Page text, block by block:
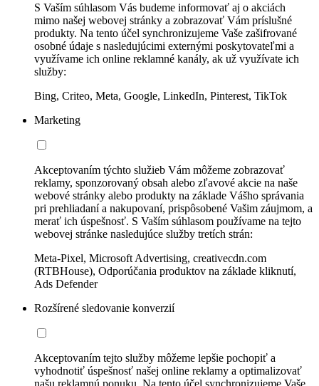
S Vaším súhlasom Vás budeme informovať aj o akciách
mimo našej webovej stránky a zobrazovať Vám príslušné
produkty. Na tento účel synchronizujeme Vaše zašifrované
osobné údaje s nasledujúcimi externými poskytovateľmi a
využívame ich online reklamné kanály, ak už využívate ich
služby:
Bing, Criteo, Meta, Google, LinkedIn, Pinterest, TikTok
Marketing
Akceptovaním týchto služieb Vám môžeme zobrazovať
reklamy, sponzorovaný obsah alebo zľavové akcie na naše
webové stránky alebo produkty na základe Vášho správania
pri prehliadaní a nakupovaní, prispôsobené Vašim záujmom, a
merať ich úspešnosť. S Vaším súhlasom používame na tejto
webovej stránke nasledujúce služby tretích strán:
Meta-Pixel, Microsoft Advertising, creativecdn.com
(RTBHouse), Odporúčania produktov na základe kliknutí,
Ads Defender
Rozšírené sledovanie konverzií
Akceptovaním tejto služby môžeme lepšie pochopiť a
vyhodnotiť úspešnosť našej online reklamy a optimalizovať
našu reklamnú ponuku. Na tento účel synchronizujeme Vaše